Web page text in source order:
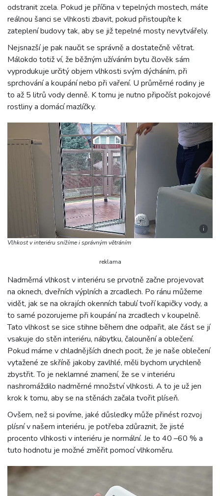
odstranit zcela. Pokud je příčina v tepelných mostech, máte
reálnou šanci se vlhkosti zbavit, pokud přistoupíte k
zateplení budovy tak, aby se již tepelné mosty nevytvářely.
Nejsnazší je pak naučit se správně a dostatečně větrat.
Málokdo totiž ví, že běžným užíváním bytu člověk sám
vyprodukuje určitý objem vlhkosti svým dýcháním, při
sprchování a koupání nebo při vaření. U průměrné rodiny je
to až 5 litrů vody denně. K tomu je nutno připočíst pokojové
rostliny a domácí mazlíčky.
i
Vlhkost v interiéru snížíme i správným větráním
reklama
Nadměrná vlhkost v interiéru se prvotně začne projevovat
na oknech, dveřních výplních a zrcadlech. Po ránu můžeme
vidět, jak se na okrajích okenních tabulí tvoří kapičky vody, a
to samé pozorujeme při koupání na zrcadlech v koupelně.
Tato vlhkost se sice stihne během dne odpařit, ale část se jí
vsakuje do stěn interiéru, nábytku, čalounění a oblečení.
Pokud máme v chladnějších dnech pocit, že je naše oblečení
vytažené ze skříně jakoby zavlhlé, měli bychom urychleně
zbystřit. To je neklamné znamení, že se v interiéru
nashromáždilo nadměrné množství vlhkosti. A to je už jen
krok k tomu, aby se na stěnách začala tvořit plíseň.
Ovšem, než si povíme, jaké důsledky může přinést rozvoj
plísní v našem interiéru, je potřeba zdůraznit, že jisté
procento vlhkosti v interiéru je normální. Je to 40 –60 % a
tuto hodnotu je možné změřit pomocí vlhkoměru.